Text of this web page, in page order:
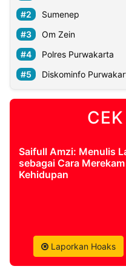
Sumenep
Om Zein
Polres Purwakarta
Diskominfo
Saifull Amzi: Menulis
sebagai Cara
Kehidupan
Laporkan Hoaks